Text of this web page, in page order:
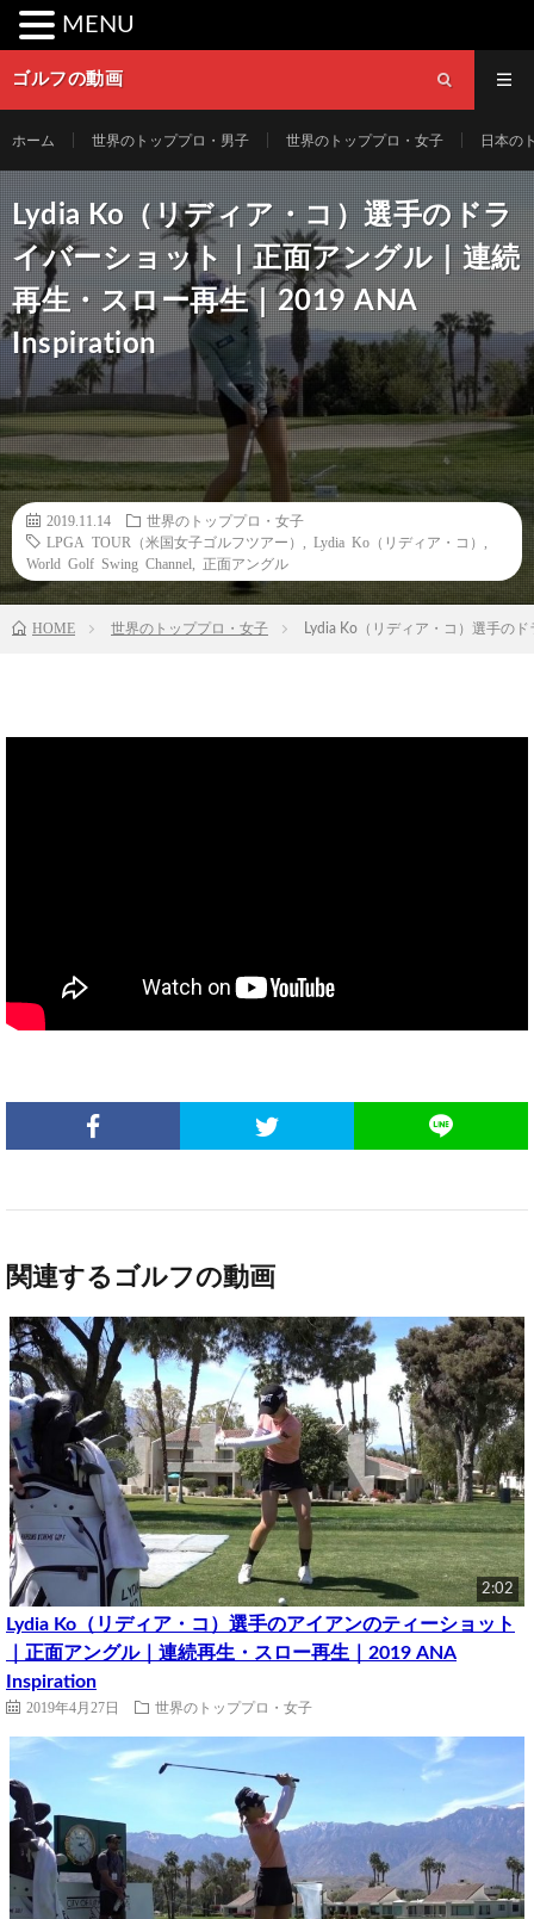
ゴルフの動画
ホーム 世界のトッププロ・男子 世界のトッププロ・女子 日本の
Lydia Ko（リディア・コ）選手のドラ
イバーショット｜正面アングル｜連続
再生・スロー再生｜2019 ANA
Inspiration
2019.11.14
世界のトッププロ・女子
LPGA TOUR（米国女子ゴルフツアー）
Lydia Ko（リディア・コ）
World Golf Swing Channel
正面アングル
HOME 世界のトッププロ・女子 Lydia Ko（リディア・コ）選手の
関連するゴルフの動画
2:02
Lydia Ko（リディア・コ）選手のアイアンのティーショット
｜正面アングル｜連続再生・スロー再生｜2019 ANA
Inspiration
2019年4月27日 世界のトッププロ・女子
MENU